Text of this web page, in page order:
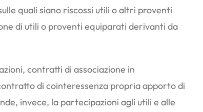
quali siano riscossi utili o altri proventi
di utili o proventi equiparati derivanti da
contratti di associazione in
di cointeressenza propria apporto di
invece, la partecipazioni agli utili e alle